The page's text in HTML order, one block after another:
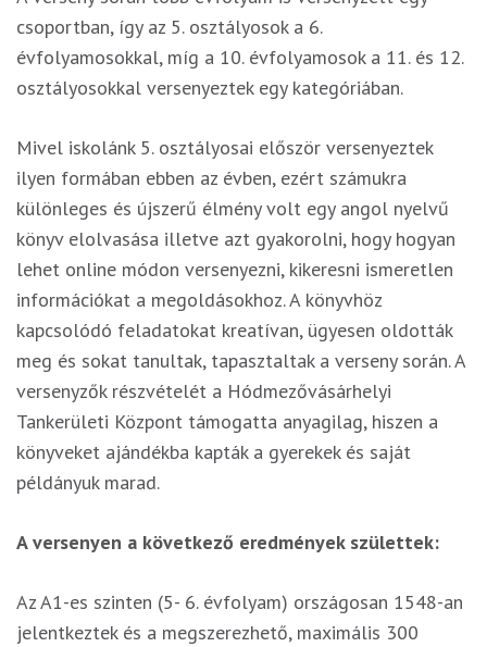
csoportban, így az 5. osztályosok a 6.
évfolyamosokkal, míg a 10. évfolyamosok a 11. és 12.
osztályosokkal versenyeztek egy kategóriában.
Mivel iskolánk 5. osztályosai először versenyeztek
ilyen formában ebben az évben, ezért számukra
különleges és újszerű élmény volt egy angol nyelvű
könyv elolvasása illetve azt gyakorolni, hogy hogyan
lehet online módon versenyezni, kikeresni ismeretlen
információkat a megoldásokhoz. A könyvhöz
kapcsolódó feladatokat kreatívan, ügyesen oldották
meg és sokat tanultak, tapasztaltak a verseny során. A
versenyzők részvételét a Hódmezővásárhelyi
Tankerületi Központ támogatta anyagilag, hiszen a
könyveket ajándékba kapták a gyerekek és saját
példányuk marad.
A versenyen a következő eredmények születtek:
Az A1-es szinten (5- 6. évfolyam) országosan 1548-an
jelentkeztek és a megszerezhető, maximális 300